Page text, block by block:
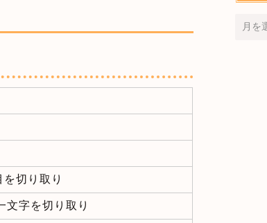
切り取り
文字を切り取り